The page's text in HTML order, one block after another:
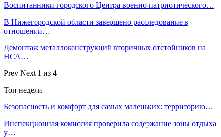
Воспитанники городского Центра военно-патриотического…
В Нижегородской области завершено расследование в
отношении…
Демонтаж металлоконструкций вторичных отстойников на
НСА…
Prev Next 1 из 4
Топ недели
Безопасность и комфорт для самых маленьких: территорию…
Инспекционная комиссия проверила содержание зоны отдыха
у…